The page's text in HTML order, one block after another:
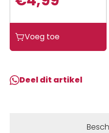
SPATD
STANG
VERENDE
VORK
Voeg toe
Deel dit artikel